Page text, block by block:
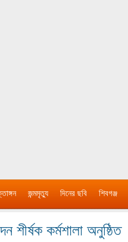
জন্মমৃত্যু দিনের ছবি শিবগঞ্জ
শীর্ষক কর্মশালা অনুষ্ঠিত